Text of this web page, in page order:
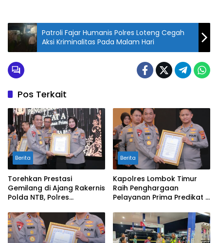
Patroli Fajar Humanis Polres Loteng Cegah
Aksi Kriminalitas Pada Malam Hari
Pos Terkait
Berita
Torehkan Prestasi
Gemilang di Ajang Rakernis
Polda NTB, Polres
Penghargaan Pelayanan
Prima Kapolri
Berita
Kapolres Lombok Timur
Raih Penghargaan
Pelayanan Prima Predikat A